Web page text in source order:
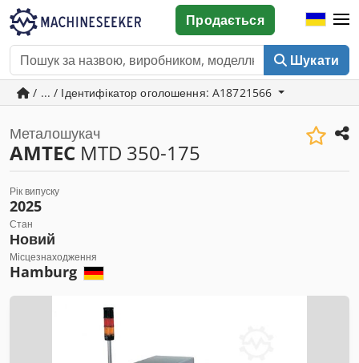
Шукати
Продається
/ ... / Ідентифікатор оголошення: A18721566
Металошукач
AMTEC MTD 350-175
Рік випуску
2025
Стан
Новий
Місцезнаходження
Hamburg